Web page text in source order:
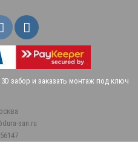
3D забор и заказать монтаж под ключ
san.ru